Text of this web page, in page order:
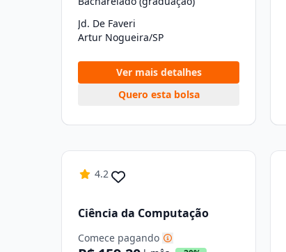
Jd. De Faveri
Artur Nogueira/SP
Ver mais detalhes
Quero esta bolsa
4.2
Ciência da Computação
Comece pagando